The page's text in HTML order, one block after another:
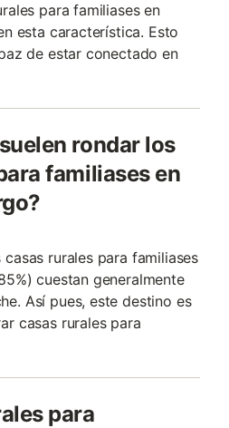
para familiases en
esta característica. Esto
de estar conectado en
rondar los
familiases en
rurales para familiases
cuestan generalmente
Así pues, este destino es
casas rurales para
para